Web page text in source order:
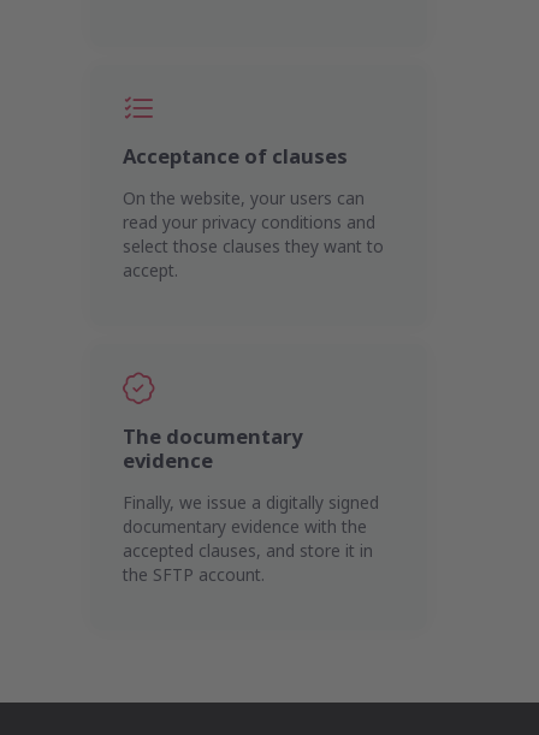
Acceptance of clauses
On the website, your users can
read your privacy conditions and
select those clauses they want to
accept.
The documentary
evidence
Finally, we issue a digitally signed
documentary evidence with the
accepted clauses, and store it in
the SFTP account.